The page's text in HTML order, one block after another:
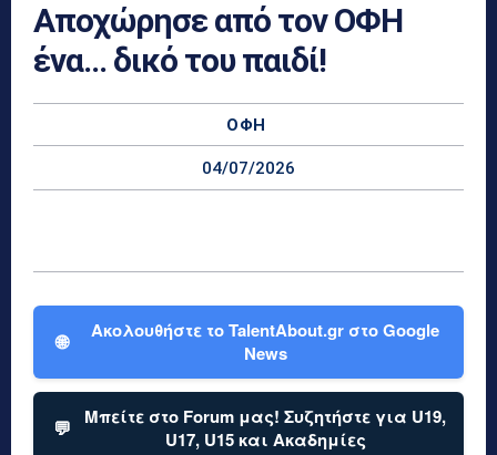
Αποχώρησε από τον ΟΦΗ
ένα… δικό του παιδί!
ΟΦΗ
04/07/2026
🌐
Ακολουθήστε το TalentAbout.gr στο Google
News
💬
Μπείτε στο Forum μας! Συζητήστε για U19,
U17, U15 και Ακαδημίες